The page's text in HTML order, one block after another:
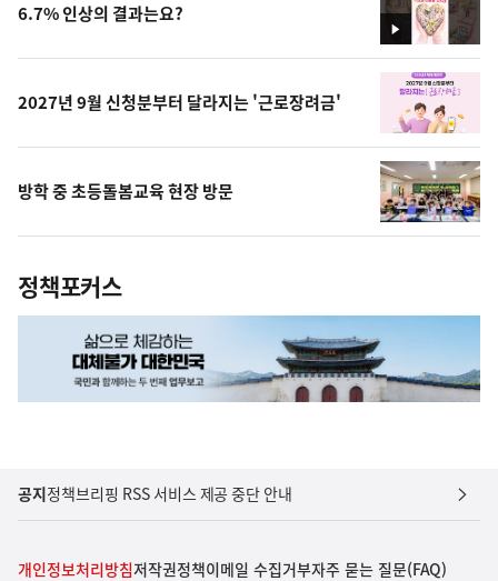
영
상
6.7% 인상의 결과는요?
2027년 9월 신청분부터 달라지는 '근로장려금'
방학 중 초등돌봄교육 현장 방문
정책포커스
공지정책브리핑 RSS 서비스 제공 중단 안내
개인정보처리방침저작권정책이메일 수집거부자주 묻는 질문(FAQ)